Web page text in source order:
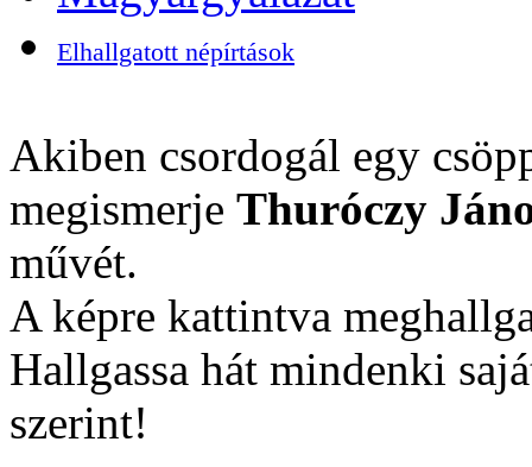
Elhallgatott népírtások
Akiben csordogál egy
megismerje Thuróczy
művét.
A képre kattintva
Hallgassa hát mindenki
szerint!